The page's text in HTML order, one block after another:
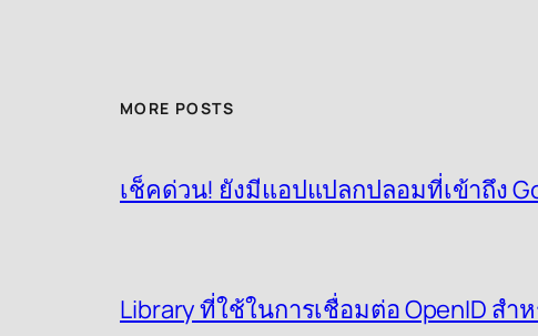
MORE POSTS
เช็คด่วน! ยังมีแอปแปลกปลอมที่เข้าถึง
Library ที่ใช้ในการเชื่อมต่อ OpenID สำ